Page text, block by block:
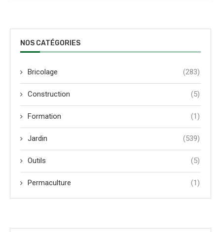
NOS CATÉGORIES
Bricolage (283)
Construction (5)
Formation (1)
Jardin (539)
Outils (5)
Permaculture (1)